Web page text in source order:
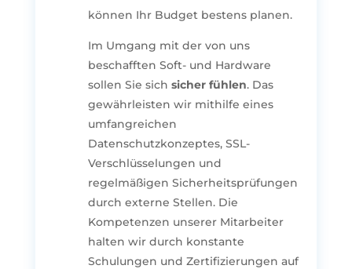
können Ihr Budget bestens planen.
Im Umgang mit der von uns
beschafften Soft- und Hardware
sollen Sie sich sicher fühlen. Das
gewährleisten wir mithilfe eines
umfangreichen
Datenschutzkonzeptes, SSL-
Verschlüsselungen und
regelmäßigen Sicherheitsprüfungen
durch externe Stellen. Die
Kompetenzen unserer Mitarbeiter
halten wir durch konstante
Schulungen und Zertifizierungen auf